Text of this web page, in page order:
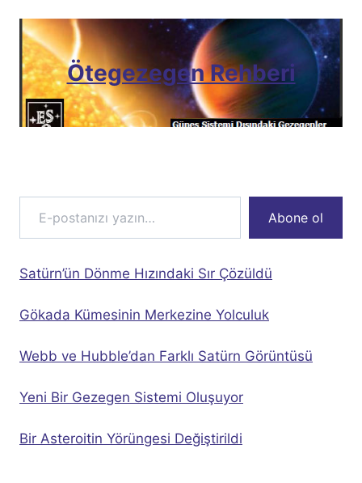
Ötegezegen Rehberi
E-postanızı yazın…
Abone ol
Satürn’ün Dönme Hızındaki Sır Çözüldü
Gökada Kümesinin Merkezine Yolculuk
Webb ve Hubble’dan Farklı Satürn Görüntüsü
Yeni Bir Gezegen Sistemi Oluşuyor
Bir Asteroitin Yörüngesi Değiştirildi